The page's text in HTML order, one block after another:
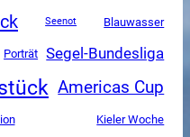
Seenot Blauwasser
Porträt Segel-Bundesliga
Americas Cup
Kieler Woche